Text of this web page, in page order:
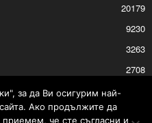
20179
9230
3263
2708
за да Ви осигурим най-
Ако продължите да
приемем, че сте съгласни и